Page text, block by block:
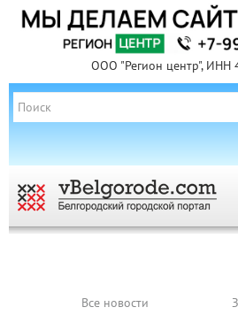
ООО "Регион центр", ИНН
Все новости